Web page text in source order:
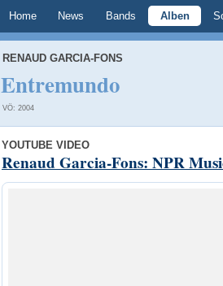
Home News Bands Alben
RENAUD GARCIA-FONS
Entremundo
VÖ: 2004
YOUTUBE VIDEO
Renaud Garcia-Fons: NPR